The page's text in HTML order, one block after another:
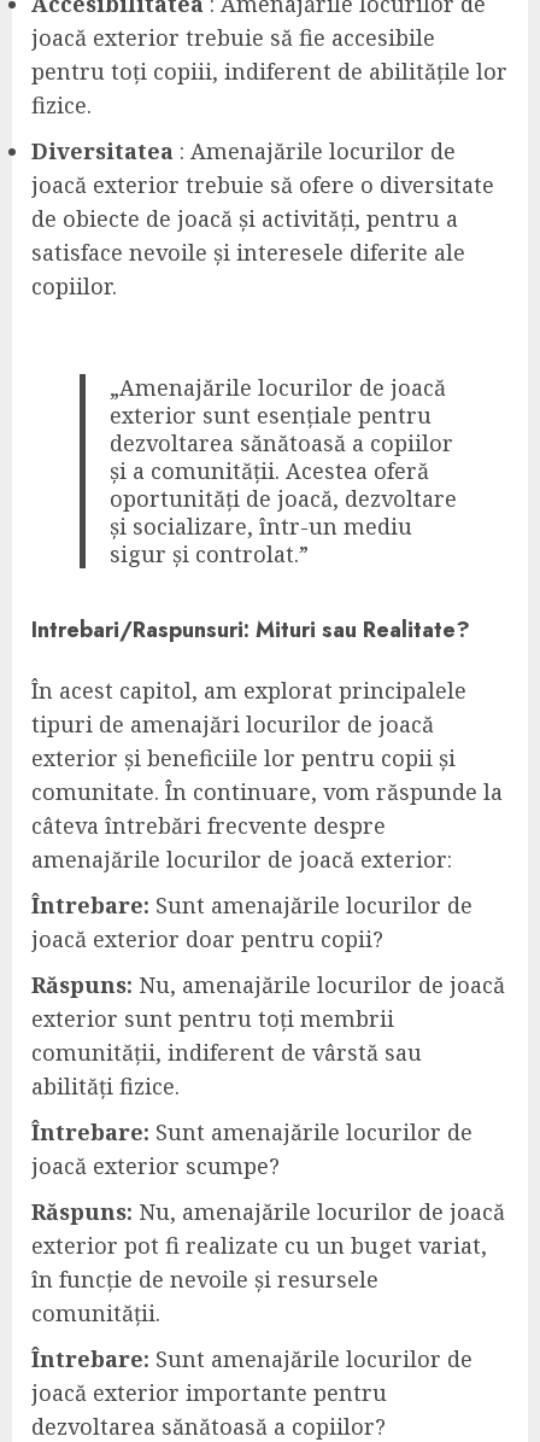
joacă exterior trebuie să fie accesibile
pentru toți copiii, indiferent de abilitățile lor
fizice.
Diversitatea : Amenajările locurilor de
joacă exterior trebuie să ofere o diversitate
de obiecte de joacă și activități, pentru a
satisface nevoile și interesele diferite ale
copiilor.
„Amenajările locurilor de joacă
exterior sunt esențiale pentru
dezvoltarea sănătoasă a copiilor
și a comunității. Acestea oferă
oportunități de joacă, dezvoltare
și socializare, într-un mediu
sigur și controlat.”
Intrebari/Raspunsuri: Mituri sau Realitate?
În acest capitol, am explorat principalele
tipuri de amenajări locurilor de joacă
exterior și beneficiile lor pentru copii și
comunitate. În continuare, vom răspunde la
câteva întrebări frecvente despre
amenajările locurilor de joacă exterior:
Întrebare: Sunt amenajările locurilor de
joacă exterior doar pentru copii?
Răspuns: Nu, amenajările locurilor de joacă
exterior sunt pentru toți membrii
comunității, indiferent de vârstă sau
abilități fizice.
Întrebare: Sunt amenajările locurilor de
joacă exterior scumpe?
Răspuns: Nu, amenajările locurilor de joacă
exterior pot fi realizate cu un buget variat,
în funcție de nevoile și resursele
comunității.
Întrebare: Sunt amenajările locurilor de
joacă exterior importante pentru
dezvoltarea sănătoasă a copiilor?